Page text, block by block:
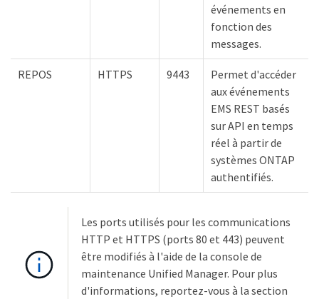
événements en
fonction des
messages.
REPOS HTTPS 9443
Permet d'accéder
aux événements
EMS REST basés
sur API en temps
réel à partir de
systèmes ONTAP
authentifiés.
Les ports utilisés pour les communications
HTTP et HTTPS (ports 80 et 443) peuvent
être modifiés à l'aide de la console de
maintenance Unified Manager. Pour plus
d'informations, reportez-vous à la section